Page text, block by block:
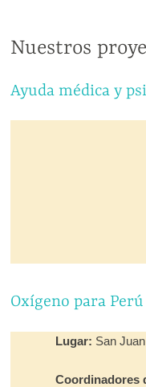
Nuestros
Ayuda médica y
Oxígeno para Perú
Lugar: San
Coordinadores